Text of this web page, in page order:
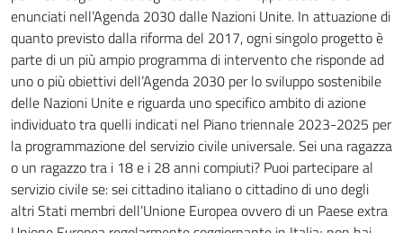
enunciati nell’Agenda 2030 dalle Nazioni Unite. In attuazione di
quanto previsto dalla riforma del 2017, ogni singolo progetto è
parte di un più ampio programma di intervento che risponde ad
uno o più obiettivi dell’Agenda 2030 per lo sviluppo sostenibile
delle Nazioni Unite e riguarda uno specifico ambito di azione
individuato tra quelli indicati nel Piano triennale 2023-2025 per
la programmazione del servizio civile universale. Sei una ragazza
o un ragazzo tra i 18 e i 28 anni compiuti? Puoi partecipare al
servizio civile se: sei cittadino italiano o cittadino di uno degli
altri Stati membri dell’Unione Europea ovvero di un Paese extra